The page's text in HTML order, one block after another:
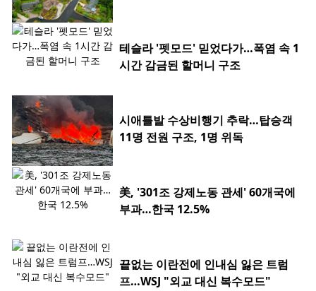
테슬라 '펫모드' 믿었다가…폭염 속 1
시간 감금된 할머니 구조
시애틀발 수상비행기 추락…탑승객
11명 전원 구조, 1명 위독
美, '301조 강제노동 관세' 60개국에
부과…한국 12.5%
끝없는 이란전에 인내심 잃은 트럼
프…WSJ "외교 대신 복수모드"